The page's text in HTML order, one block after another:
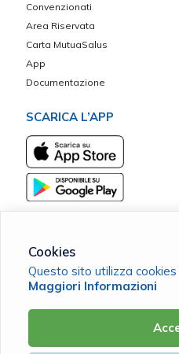
Convenzionati
Area Riservata
Carta MutuaSalus
App
Documentazione
SCARICA L’APP
Fior di Mutua ETS
C.F. 91036240470 |Cookie Policy
Cookies
Questo sito utilizza
Maggiori Informazioni